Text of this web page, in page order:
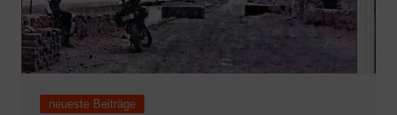
neueste Beiträge